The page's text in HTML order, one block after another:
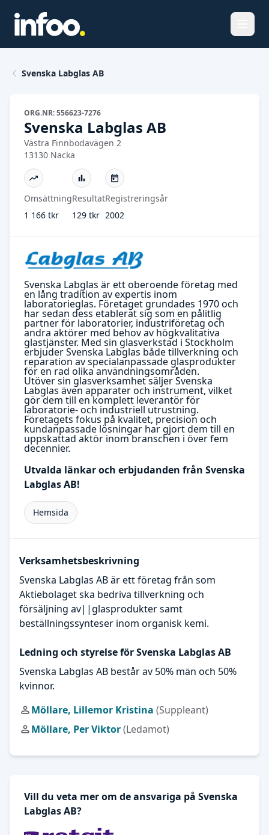
Svenska Labglas AB
ORG.NR: 556623-7276
Svenska Labglas AB
Västra Finnbodavägen 2
13130 Nacka
Omsättning
1 166 tkr
Resultat
129 tkr
Registreringsår
2002
Svenska Labglas är ett oberoende företag med
en lång tradition av expertis inom
laboratorieglas. Företaget grundades 1970 och
har sedan dess etablerat sig som en pålitlig
partner för laboratorier, industriföretag och
andra aktörer med behov av högkvalitativa
glastjänster. Med sin glasverkstad i Stockholm
erbjuder Svenska Labglas både tillverkning och
reparation av specialanpassade glasprodukter
för en rad olika användningsområden.
Utöver sin glasverksamhet säljer Svenska
Labglas även apparater och instrument, vilket
gör dem till en komplett leverantör för
laboratorie- och industriell utrustning.
Företagets fokus på kvalitet, precision och
kundanpassade lösningar har gjort dem till en
uppskattad aktör inom branschen i över fem
decennier.
Utvalda länkar och erbjudanden från Svenska
Labglas AB!
Hemsida
Verksamhetsbeskrivning
Svenska Labglas AB är ett företag från som
Aktiebolaget ska bedriva tillverkning och
försäljning av||glasprodukter samt
beställningssynteser inom organisk kemi.
Ledning och styrelse för Svenska Labglas AB
Svenska Labglas AB består av 50% män och 50%
kvinnor.
Möllare, Lillemor Kristina (Suppleant)
Möllare, Per Viktor(Ledamot)
Vill du veta mer om de ansvariga på Svenska
Labglas AB?